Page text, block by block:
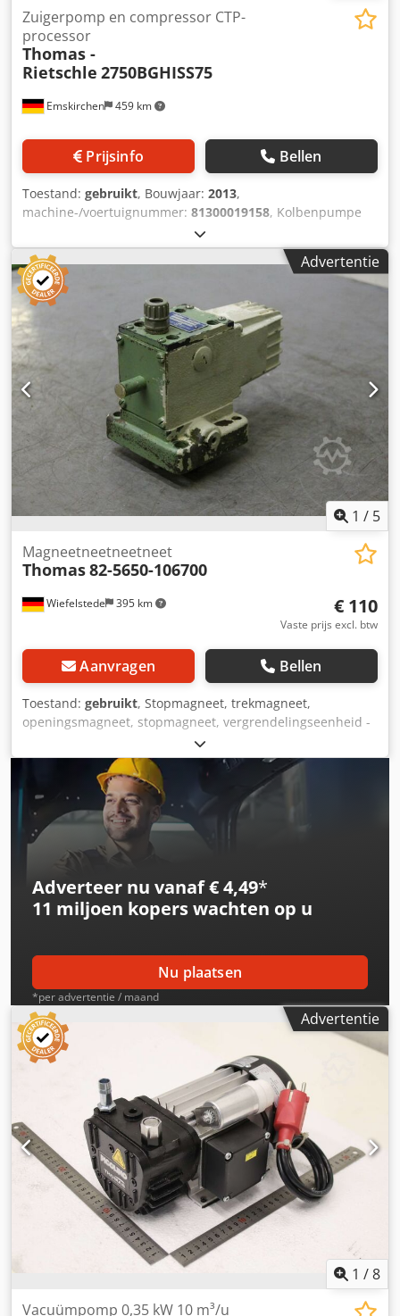
Emskirchen 459 km
Zuigerpomp en compressor CTP-
processor
Thomas -
Rietschle 2750BGHISS75
Prijsinfo Bellen
Toestand: gebruikt, Bouwjaar: 2013,
machine-/voertuignummer: 81300019158, Kolbenpumpe
und -kompressor für CTP Anlagen / Zuigerpomp en
Compressor CTP Processor Thomas - Rietschle
2750BGHISS75Baujahr / Jaar 2013 - Serie-Nr. 081300019158
Dcedsh Eg Txspfx Aliek für CTP Anlagen (Beispiel Agfa) /
voor CTP Processors (voorbeeld Agfa) Online-Video-
Inspectie via Skype-Video We zouden erg blij zijn met uw
bezoek - meer machines op voorraad Onmiddellijk
beschikbaar - Kan worden geïnspecteerd Op voorraad
Emskirchen / Neurenberg - Kan getest worden
Advertentie
1 / 5
Wiefelstede 395 km
Magneetneetneetneet
Thomas82-5650-106700
€ 110
Vaste prijs excl. btw
Aanvragen Bellen
Toestand: gebruikt, Stopmagneet, trekmagneet,
openingsmagneet, stopmagneet, vergrendelingseenheid -
fabrikant: Thomas/Sauer uitrusting -Type: 82-5650-106700
-voor: Saueruitrusting -Type: WE10J402F1E0D220 -
Aansluiting: 220 volt Dcedped Atxuefx Alijk -Slag: 12 mm -
Aantal: 1x beschikbaar -Prijs: per stuk -Maten:
115/210/H145 mm -gewicht: 7 kg
Adverteer nu vanaf € 4,49*
11 miljoen koperswachten op u
Nu plaatsen
*per advertentie / maand
Advertentie
1 /8
Vacuümpomp 0,35 kW 10 m³/u